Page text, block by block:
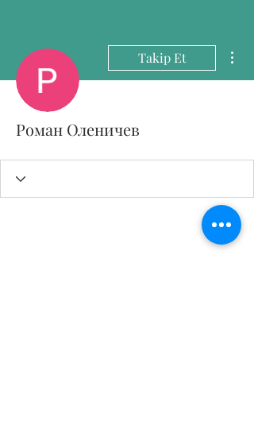
Takip Et
Роман Оленичев